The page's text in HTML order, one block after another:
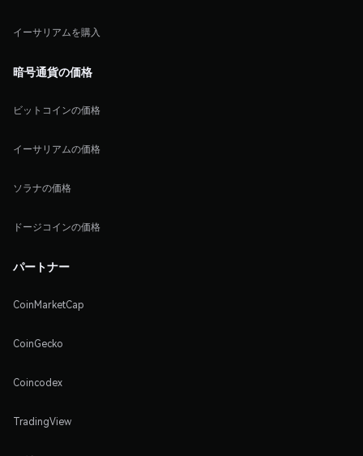
イーサリアムを購入
暗号通貨の価格
ビットコインの価格
イーサリアムの価格
ソラナの価格
ドージコインの価格
パートナー
CoinMarketCap
CoinGecko
Coincodex
TradingView